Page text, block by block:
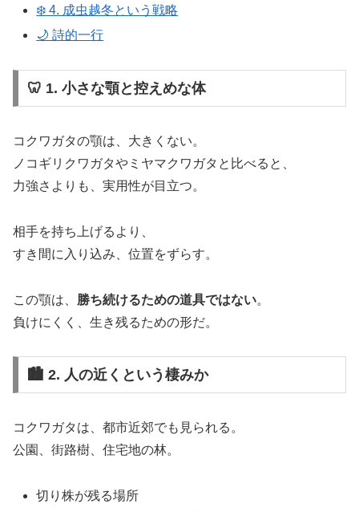
❄️ 4. 成虫越冬という戦略
🌙 詩的一行
🦷 1. 小さな顎と控えめな体
コクワガタの顎は、大きくない。
ノコギリクワガタやミヤマクワガタと比べると、
力強さよりも、実用性が目立つ。
相手を持ち上げるより、
すき間に入り込み、位置をずらす。
この顎は、 勝ち続けるための道具ではない。
負けにくく、生き残るための形だ。
🏙️ 2. 人の近くという棲みか
コクワガタは、都市近郊でも見られる。
公園、街路樹、住宅地の林。
切り株が残る場所